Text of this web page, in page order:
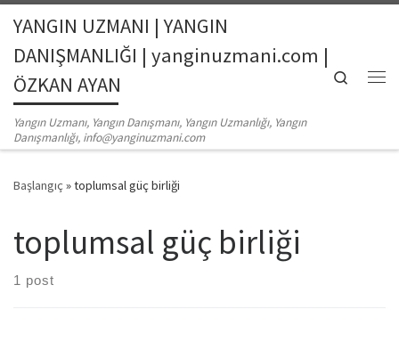
Skip to content
YANGIN UZMANI | YANGIN
DANIŞMANLIĞI | yanginuzmani.com |
ÖZKAN AYAN
Yangın Uzmanı, Yangın Danışmanı, Yangın Uzmanlığı, Yangın
Danışmanlığı, info@yanginuzmani.com
Search
Başlangıç »toplumsal güç birliği
toplumsal güç birliği
1 post